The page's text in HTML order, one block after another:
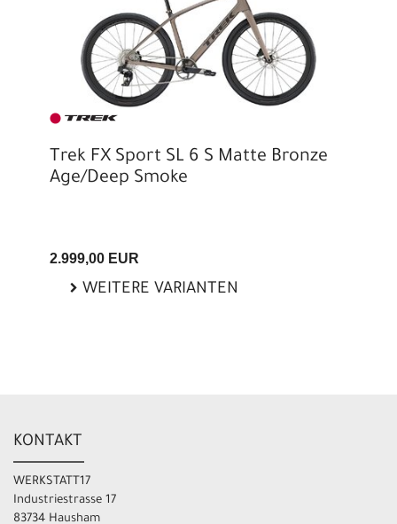
Trek FX Sport SL 6 S Matte Bronze
Age/Deep Smoke
2.999,00 EUR
WEITERE VARIANTEN
KONTAKT
WERKSTATT17
Industriestrasse 17
83734 Hausham